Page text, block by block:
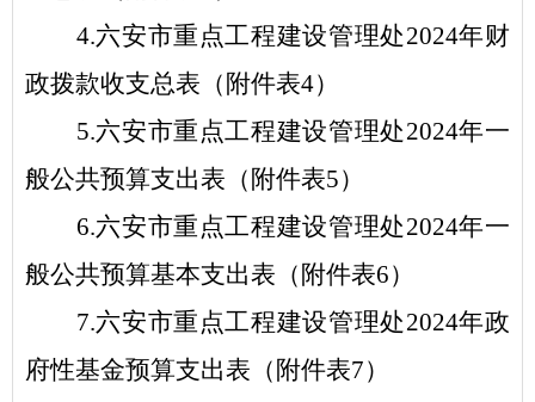
4.六安市重点工程建设管理处2024年财
政拨款收支总表（ 附件表4）
5.六安市重点工程建设管理处2024年一
般公共预算支出表（ 附件表5）
6.六安市重点工程建设管理处2024年一
般公共预算基本支出表（ 附件表6）
7.六安市重点工程建设管理处2024年政
府性基金预算支出表（ 附件表7）